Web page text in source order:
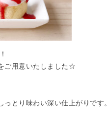
ご用意いたしました☆
とり味わい深い仕上がりです。